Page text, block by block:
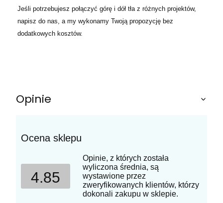
Jeśli potrzebujesz połączyć górę i dół tła z różnych projektów,
napisz do nas, a my wykonamy Twoją propozycję bez
dodatkowych kosztów.
Opinie
Ocena sklepu
4.85
Opinie, z których została
wyliczona średnia, są
wystawione przez
zweryfikowanych klientów, którzy
dokonali zakupu w sklepie.